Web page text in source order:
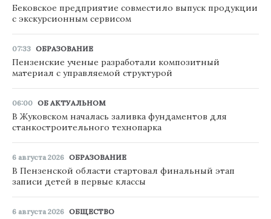
Бековское предприятие совместило выпуск продукции
с экскурсионным сервисом
07:33 ОБРАЗОВАНИЕ
Пензенские ученые разработали композитный
материал с управляемой структурой
06:00 ОБ АКТУАЛЬНОМ
В Жуковском началась заливка фундаментов для
станкостроительного технопарка
6 августа 2026 ОБРАЗОВАНИЕ
В Пензенской области стартовал финальный этап
записи детей в первые классы
6 августа 2026 ОБЩЕСТВО